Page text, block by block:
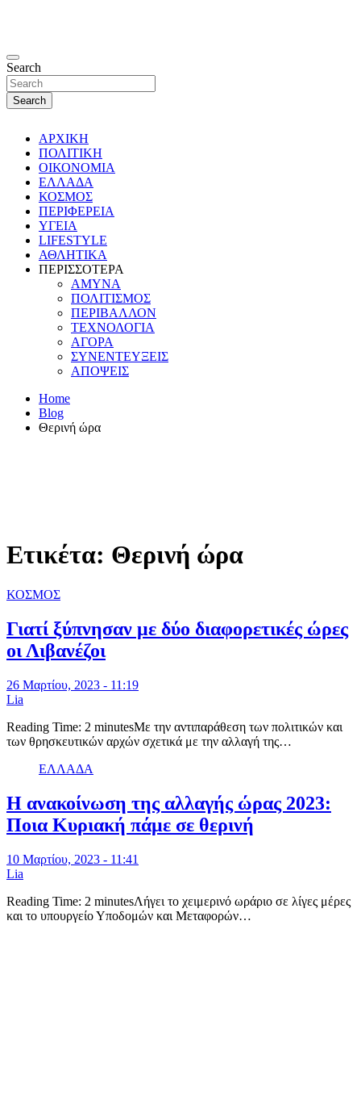
Search
Search
ΑΡΧΙΚΗ
ΠΟΛΙΤΙΚΗ
ΟΙΚΟΝΟΜΙΑ
ΕΛΛΑΔΑ
ΚΟΣΜΟΣ
ΠΕΡΙΦΕΡΕΙΑ
ΥΓΕΙΑ
LIFESTYLE
ΑΘΛΗΤΙΚΑ
ΠΕΡΙΣΣΟΤΕΡΑ
ΑΜΥΝΑ
ΠΟΛΙΤΙΣΜΟΣ
ΠΕΡΙΒΑΛΛΟΝ
ΤΕΧΝΟΛΟΓΙΑ
ΑΓΟΡΑ
ΣΥΝΕΝΤΕΥΞΕΙΣ
ΑΠΟΨΕΙΣ
Home
Blog
Θερινή ώρα
Ετικέτα: Θερινή ώρα
ΚΟΣΜΟΣ
Γιατί ξύπνησαν με δύο διαφορετικές ώρες
οι Λιβανέζοι
26 Μαρτίου, 2023 - 11:19
Lia
Reading Time: 2 minutesΜε την αντιπαράθεση των πολιτικών και
των θρησκευτικών αρχών σχετικά με την αλλαγή της…
ΕΛΛΑΔΑ
Η ανακοίνωση της αλλαγής ώρας 2023:
Ποια Κυριακή πάμε σε θερινή
10 Μαρτίου, 2023 - 11:41
Lia
Reading Time: 2 minutesΛήγει το χειμερινό ωράριο σε λίγες μέρες
και το υπουργείο Υποδομών και Μεταφορών…